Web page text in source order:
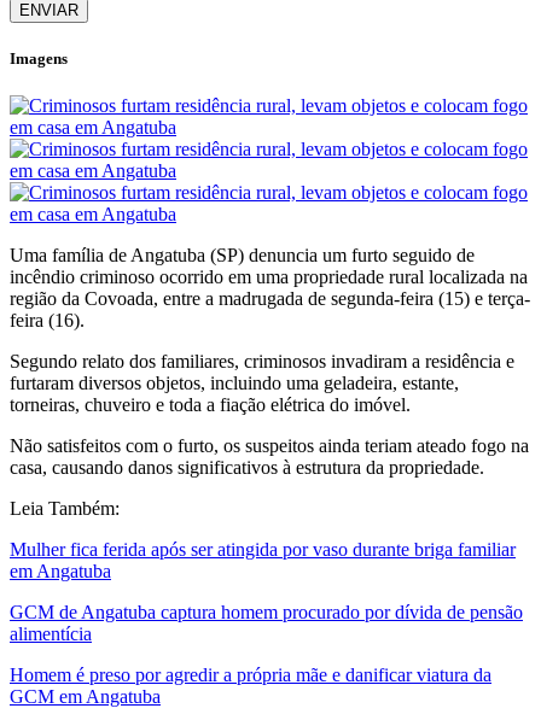
ENVIAR
Imagens
Uma família de Angatuba (SP) denuncia um furto seguido de
incêndio criminoso ocorrido em uma propriedade rural localizada na
região da Covoada, entre a madrugada de segunda-feira (15) e terça-
feira (16).
Segundo relato dos familiares, criminosos invadiram a residência e
furtaram diversos objetos, incluindo uma geladeira, estante,
torneiras, chuveiro e toda a fiação elétrica do imóvel.
Não satisfeitos com o furto, os suspeitos ainda teriam ateado fogo na
casa, causando danos significativos à estrutura da propriedade.
Leia Também:
Mulher fica ferida após ser atingida por vaso durante briga familiar
em Angatuba
GCM de Angatuba captura homem procurado por dívida de pensão
alimentícia
Homem é preso por agredir a própria mãe e danificar viatura da
GCM em Angatuba